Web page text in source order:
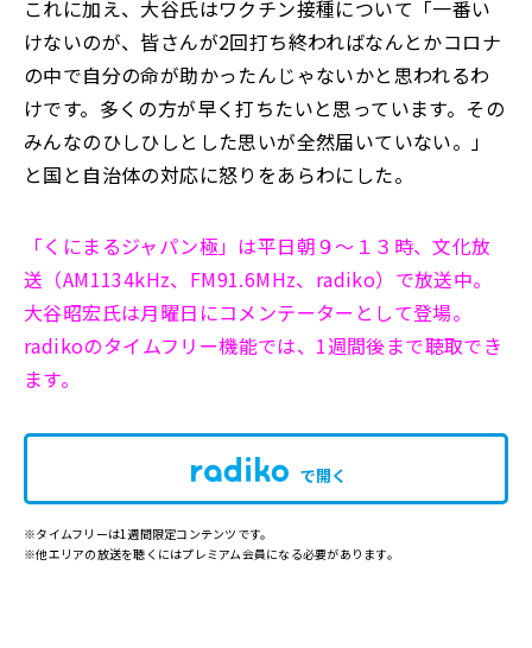
これに加え、大谷氏はワクチン接種について「一番い
けないのが、皆さんが2回打ち終わればなんとかコロナ
の中で自分の命が助かったんじゃないかと思われるわ
けです。多くの方が早く打ちたいと思っています。その
みんなのひしひしとした思いが全然届いていない。」
と国と自治体の対応に怒りをあらわにした。
「くにまるジャパン極」は平日朝９～１３時、文化放
送（AM1134kHz、FM91.6MHz、radiko）で放送中。
大谷昭宏氏は月曜日にコメンテーターとして登場。
radikoのタイムフリー機能では、1週間後まで聴取でき
ます。
で開く
※タイムフリーは1週間限定コンテンツです。
※他エリアの放送を聴くにはプレミアム会員になる必要があります。